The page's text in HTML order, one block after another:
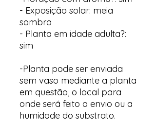
- Exposição solar: meia
sombra
- Planta em idade adulta?:
sim
-Planta pode ser enviada
sem vaso mediante a planta
em questão, o local para
onde será feito o envio ou a
humidade do substrato.